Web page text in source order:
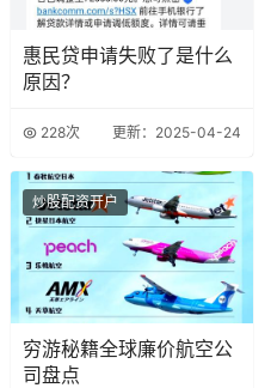
惠民贷申请失败了是什么
原因？
228次 更新：2025-04-24
炒股配资开户
穷游秘籍全球廉价航空公
司盘点